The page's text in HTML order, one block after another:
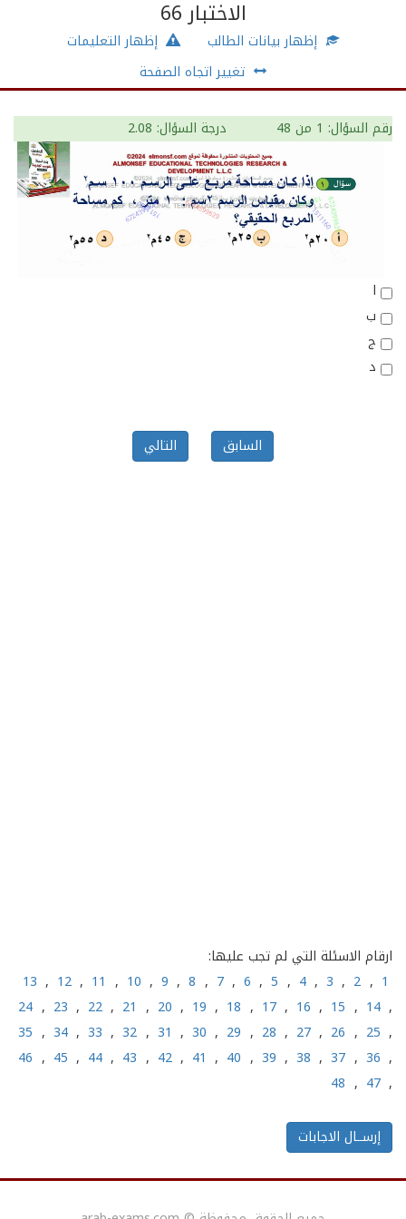
الاختبار 66
إظهار بيانات الطالب
إظهار التعليمات
تغيير اتجاه الصفحة
رقم السؤال: 1 من 48 درجة السؤال: 2.08
ا
ب
ج
د
ارقام الاسئلة التي لم تجب عليها:
1
,
2
,
3
,
4
,
5
,
6
,
7
,
8
,
9
,
10
,
11
,
12
,
13
,
14
,
15
,
16
,
17
,
18
,
19
,
20
,
21
,
22
,
23
,
24
,
25
,
26
,
27
,
28
,
29
,
30
,
31
,
32
,
33
,
34
,
35
,
36
,
37
,
38
,
39
,
40
,
41
,
42
,
43
,
44
,
45
,
46
,
47
,
48